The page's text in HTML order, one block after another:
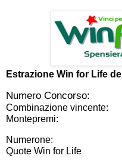
Estrazione Win for Life del
Numero Concorso:
Combinazione vincente:
Montepremi:
Numerone:
Quote Win for Life